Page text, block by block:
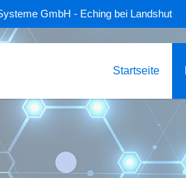
GmbH - Eching bei Landshut
Startseite